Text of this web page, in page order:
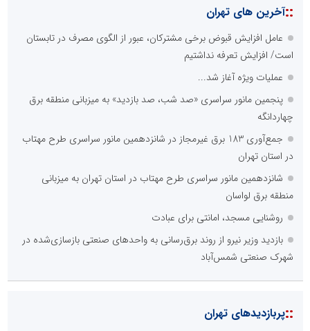
::آخرین های تهران
عامل افزایش قبوض برخی مشترکان، عبور از الگوی مصرف در تابستان
است/ افزایش تعرفه نداشتیم
عملیات ویژه آغاز شد...
پنجمین مانور سراسری «صد شب، صد بازدید» به میزبانی منطقه برق
چهاردانگه
جمع‌آوری 183 برق غیرمجاز در شانزدهمین مانور سراسری طرح مهتاب
در استان تهران
شانزدهمین مانور سراسری طرح مهتاب در استان تهران به میزبانی
منطقه برق لواسان
روشنایی مسجد، امانتی برای عبادت
بازدید وزیر نیرو از روند برق‌رسانی به واحدهای صنعتی بازسازی‌شده در
شهرک صنعتی شمس‌آباد
::پربازدیدهای تهران